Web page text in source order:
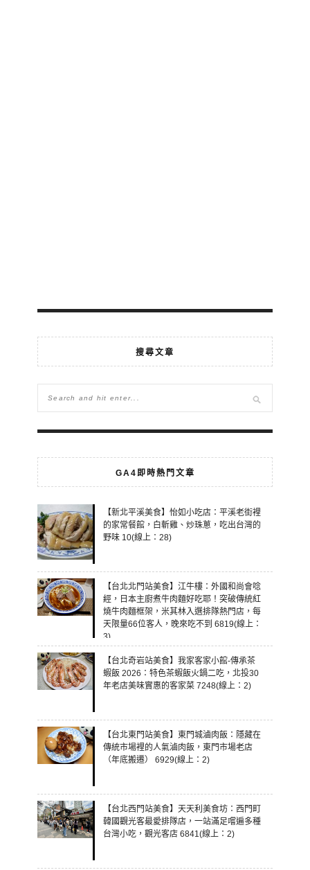
搜尋文章
GA4即時熱門文章
【新北平溪美食】怡如小吃店：平溪老街裡
的家常餐館，白斬雞、炒珠蔥，吃出台灣的
野味 10(線上：28)
【台北北門站美食】江牛樓：外國和尚會唸
經，日本主廚煮牛肉麵好吃耶！突破傳統紅
燒牛肉麵框架，米其林入選排隊熱門店，每
天限量66位客人，晚來吃不到 6819(線上：
3)
【台北奇岩站美食】我家客家小館-傳承茶
蝦飯 2026：特色茶蝦飯火鍋二吃，北投30
年老店美味實惠的客家菜 7248(線上：2)
【台北東門站美食】東門城滷肉飯：隱藏在
傳統市場裡的人氣滷肉飯，東門市場老店
（年底搬遷） 6929(線上：2)
【台北西門站美食】天天利美食坊：西門町
韓國觀光客最愛排隊店，一站滿足嚐遍多種
台灣小吃，觀光客店 6841(線上：2)